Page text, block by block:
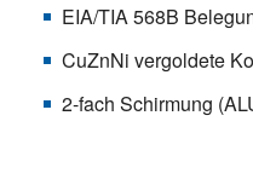
EIA/TIA 568B
CuZnNi vergoldete
2-fach Schirmung